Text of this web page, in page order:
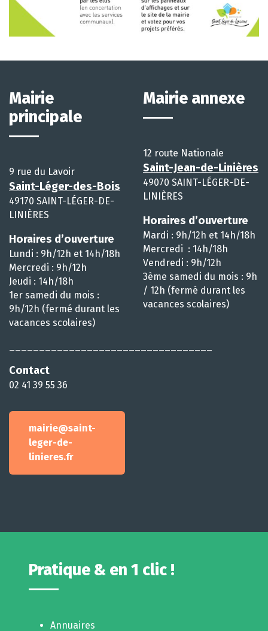
Mairie
principale
9 rue du Lavoir
Saint-Léger-des-Bois
49170 SAINT-LÉGER-DE-
LINIÈRES
Horaires d’ouverture
Lundi : 9h/12h et 14h/18h
Mercredi : 9h/12h
Jeudi : 14h/18h
1er samedi du mois :
9h/12h (fermé durant les
vacances scolaires)
Contact
02 41 39 55 36
mairie@saint-
leger-de-
linieres.fr
Mairie annexe
12 route Nationale
Saint-Jean-de-Linières
49070 SAINT-LÉGER-DE-
LINIÈRES
Horaires d’ouverture
Mardi : 9h/12h et 14h/18h
Mercredi : 14h/18h
Vendredi : 9h/12h
3ème samedi du mois : 9h
/ 12h (fermé durant les
vacances scolaires)
Pratique & en 1 clic !
Annuaires